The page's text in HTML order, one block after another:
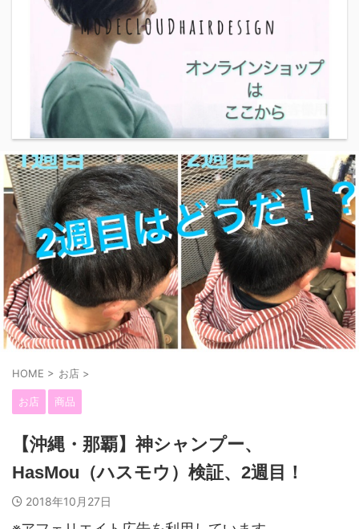
HOME > お店 >
お店 商品
【沖縄・那覇】神シャンプー、
HasMou（ハスモウ）検証、2週目！
2018年10月27日